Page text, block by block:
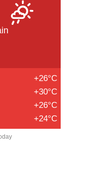
+26°C
+30°C
+26°C
+24°C